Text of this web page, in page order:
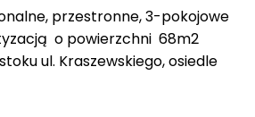
przestronne, 3-pokojowe
o powierzchni 68m2
ul. Kraszewskiego, osiedle